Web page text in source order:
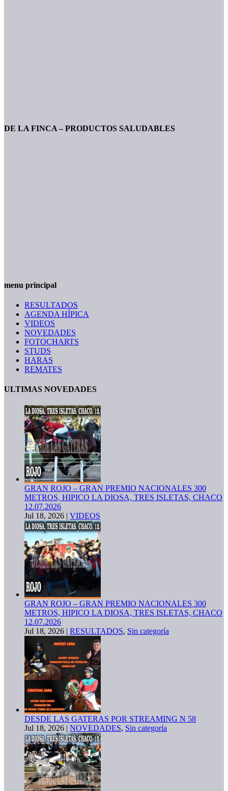
DE LA FINCA – PRODUCTOS SALUDABLES
menu principal
RESULTADOS
AGENDA HÍPICA
VIDEOS
NOVEDADES
FOTOCHARTS
STUDS
HARAS
REMATES
ULTIMAS NOVEDADES
GRAN ROJO – GRAN PREMIO NACIONALES 300
METROS, HIPICO LA DIOSA, TRES ISLETAS, CHACO
12.07.2026
Jul 18, 2026 | VIDEOS
GRAN ROJO – GRAN PREMIO NACIONALES 300
METROS, HIPICO LA DIOSA, TRES ISLETAS, CHACO
12.07.2026
Jul 18, 2026 | RESULTADOS, Sin categoría
DESDE LAS GATERAS POR STREAMING N 58
Jul 18, 2026 | NOVEDADES, Sin categoría